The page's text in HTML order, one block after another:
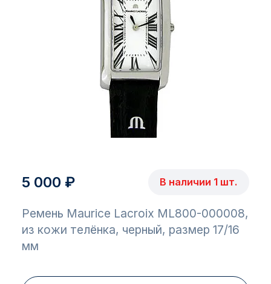
5 000 ₽ В наличии 1 шт.
Ремень Maurice Lacroix ML800-000008,
из кожи телёнка, черный, размер 17/16
мм